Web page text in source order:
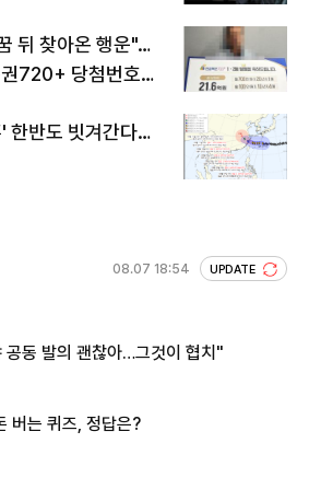
뒤 찾아온 행운"…
720+ 당첨번호조
한반도 빗겨간다…
08.07 18:54 UPDATE
동 발의 괜찮아…그것이 협치"
버는 퀴즈, 정답은?